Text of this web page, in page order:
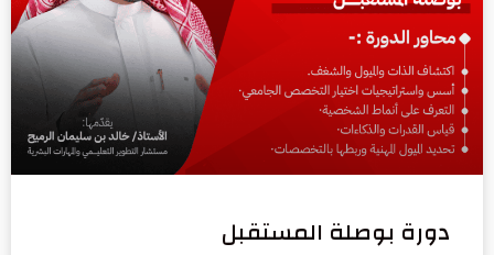
دورة بوصلة المستقبل